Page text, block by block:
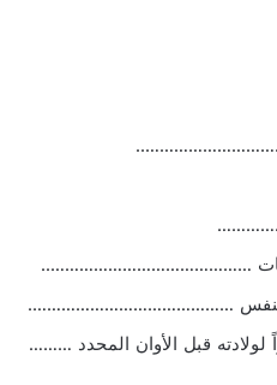
……………………………………..
…………………………………….
قبل الأوان المحدد ………